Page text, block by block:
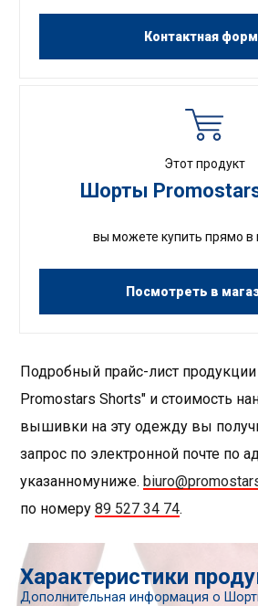
Контактная
Этот продукт
Шорты
вы можете купить прямо в
Посмотреть в
Подробный прайс-лист
Promostars Shorts" и стоимость
вышивки на эту одежду вы
запрос по электронной почте по
указанномуниже.
по номеру89 527 34 74.
Характеристики
Дополнительная информация о